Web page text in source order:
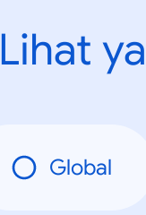
Lihat
Global